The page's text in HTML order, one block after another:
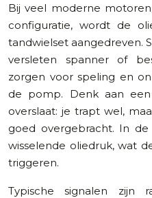
Bij veel moderne
configuratie, wordt de
tandwielset aangedreven.
versleten spanner of
zorgen voor speling en
de pomp. Denk aan
overslaat: je trapt wel,
goed overgebracht. In
wisselende oliedruk, wat
triggeren.
Typische signalen zijn